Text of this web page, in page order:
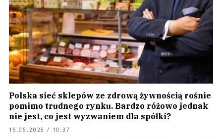
Polska sieć sklepów ze zdrową żywnością rośnie
pomimo trudnego rynku. Bardzo różowo jednak
nie jest, co jest wyzwaniem dla spółki?
15.05.2025 / 10:37